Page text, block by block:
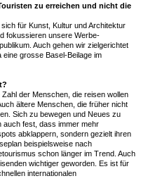
zu erreichen und nicht die
für Kunst, Kultur und Architektur
fokussieren unsere Werbe-
Auch gehen wir zielgerichtet
eine grosse Basel-Beilage im
der Menschen, die reisen wollen
ältere Menschen, die früher nicht
Sich zu bewegen und Neues zu
auch fest, dass immer mehr
abklappern, sondern gezielt ihren
beispielsweise nach
schon länger im Trend. Auch
wichtiger geworden. Es ist für
internationalen